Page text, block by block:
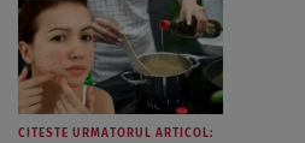
CITESTE URMATORUL ARTICOL: